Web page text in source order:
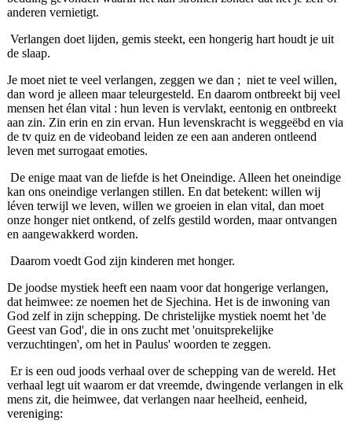
anderen vernietigt.
Verlangen doet lijden, gemis steekt, een hongerig hart houdt je uit
de slaap.
Je moet niet te veel verlangen, zeggen we dan ; niet te veel willen,
dan word je alleen maar teleurgesteld. En daarom ontbreekt bij veel
mensen het élan vital : hun leven is vervlakt, eentonig en ontbreekt
aan zin. Zin erin en zin ervan. Hun levenskracht is weggeëbd en via
de tv quiz en de videoband leiden ze een aan anderen ontleend
leven met surrogaat emoties.
De enige maat van de liefde is het Oneindige. Alleen het oneindige
kan ons oneindige verlangen stillen. En dat betekent: willen wij
léven terwijl we leven, willen we groeien in elan vital, dan moet
onze honger niet ontkend, of zelfs gestild worden, maar ontvangen
en aangewakkerd worden.
Daarom voedt God zijn kinderen met honger.
De joodse mystiek heeft een naam voor dat hongerige verlangen,
dat heimwee: ze noemen het de Sjechina. Het is de inwoning van
God zelf in zijn schepping. De christelijke mystiek noemt het 'de
Geest van God', die in ons zucht met 'onuitsprekelijke
verzuchtingen', om het in Paulus' woorden te zeggen.
Er is een oud joods verhaal over de schepping van de wereld. Het
verhaal legt uit waarom er dat vreemde, dwingende verlangen in elk
mens zit, die heimwee, dat verlangen naar heelheid, eenheid,
vereniging: